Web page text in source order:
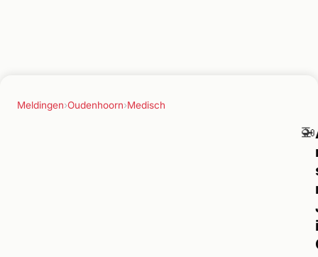
Meldingen›Oudenhoorn›Medisch
🚁